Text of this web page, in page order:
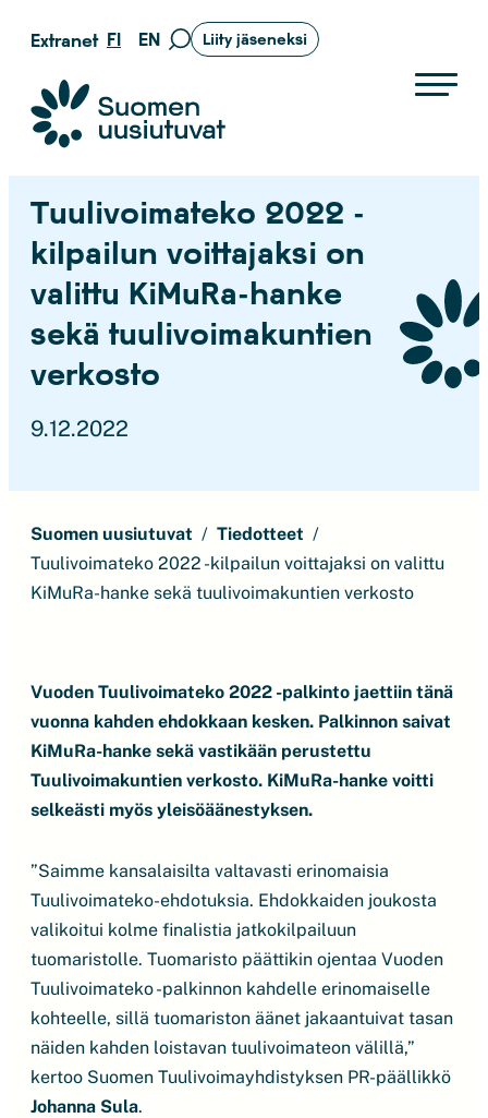
Siirry
sisältöön
Extranet FI EN
Siirry
Liity jäseneksi
Suomen uusiutuvat ry
Tuulivoimateko 2022 -
kilpailun voittajaksi on
valittu KiMuRa-hanke
sekä tuulivoimakuntien
verkosto
9.12.2022
Suomen uusiutuvat
Tiedotteet
Tuulivoimateko 2022 -kilpailun voittajaksi on valittu
KiMuRa-hanke sekä tuulivoimakuntien verkosto
Vuoden Tuulivoimateko 2022 -palkinto jaettiin tänä
vuonna kahden ehdokkaan kesken. Palkinnon saivat
KiMuRa-hanke sekä vastikään perustettu
Tuulivoimakuntien verkosto. KiMuRa-hanke voitti
selkeästi myös yleisöäänestyksen.
”Saimme kansalaisilta valtavasti erinomaisia
Tuulivoimateko-ehdotuksia. Ehdokkaiden joukosta
valikoitui kolme finalistia jatkokilpailuun
tuomaristolle. Tuomaristo päättikin ojentaa Vuoden
Tuulivoimateko -palkinnon kahdelle erinomaiselle
kohteelle, sillä tuomariston äänet jakaantuivat tasan
näiden kahden loistavan tuulivoimateon välillä,”
kertoo Suomen Tuulivoimayhdistyksen PR-päällikkö
Johanna Sula.